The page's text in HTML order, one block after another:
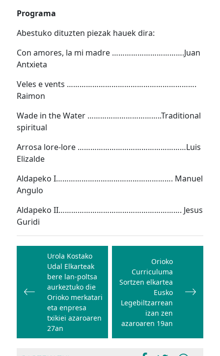
Programa
Abestuko dituzten piezak hauek dira:
Con amores, la mi madre …………………………….Juan
Antxieta
Veles e vents …………………………………………………….
Raimon
Wade in the Water ……………………………..Traditional
spiritual
Arrosa lore-lore ……………………………………………Luis
Elizalde
Aldapeko I………………………………………………. Manuel
Angulo
Aldapeko II…………………………………………………. Jesus
Guridi
Bidalketetan
zehar
nabigatu
Urola Kostako
Udal Elkarteak
bere lan-poltsa
aurkeztuko die
Orioko merkatari
eta enpresa
txikiei azaroaren
27an
Orioko
Curriculuma
Sortzen elkartea
Eusko
Legebiltzarrean
izan zen
azaroaren 19an